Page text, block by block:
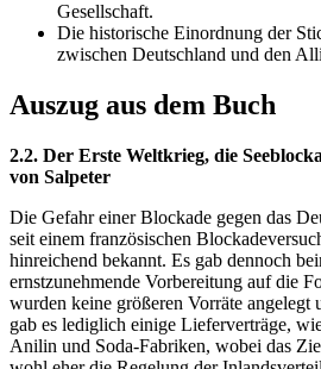
Gesellschaft.
Die historische Einordnung der
zwischen Deutschland und den
Auszug aus dem Buch
2.2. Der Erste Weltkrieg, die
von Salpeter
Die Gefahr einer Blockade gegen das
seit einem französischen
hinreichend bekannt. Es gab dennoch
ernstzunehmende Vorbereitung auf die
wurden keine größeren Vorräte angelegt
gab es lediglich einige Lieferverträge,
Anilin und Soda-Fabriken, wobei das